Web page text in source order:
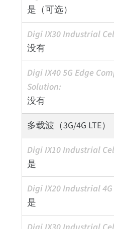
是（可选）
没有
没有
多载波（3G/4G LTE）
是
是